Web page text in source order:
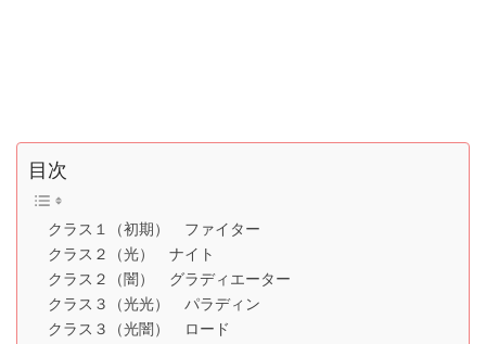
目次
クラス１（初期） ファイター
クラス２（光） ナイト
クラス２（闇） グラディエーター
クラス３（光光） パラディン
クラス３（光闇） ロード